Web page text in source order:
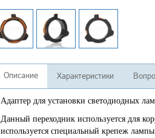
Описание Характеристики
Адаптер для установки светодиодных
Данный переходник используется для
используется специальный крепеж